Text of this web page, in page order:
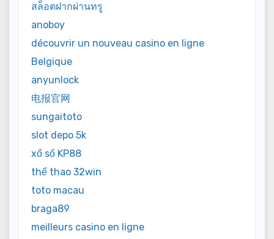
สล็อตฝากผ่านทรู
anoboy
découvrir un nouveau casino en ligne
Belgique
anyunlock
电报官网
sungaitoto
slot depo 5k
xổ số KP88
thể thao 32win
toto macau
braga89
meilleurs casino en ligne